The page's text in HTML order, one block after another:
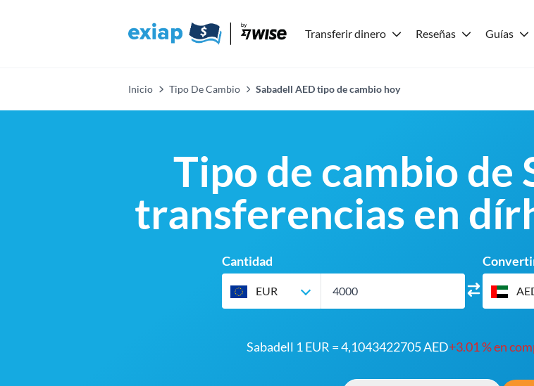
Transferir dinero Reseñas Guías
Inicio Tipo De Cambio Sabadell AED tipo de cambio hoy
Tipo de cambio de
transferencias en
Cantidad
EUR
Sabadell 1 EUR = 4,1043422705 AED+3.01 % en